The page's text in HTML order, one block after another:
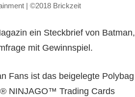
| ©2018 Brickzeit
ein Steckbrief von Batman,
mit Gewinnspiel.
Fans ist das beigelegte Polybag
NINJAGO™ Trading Cards